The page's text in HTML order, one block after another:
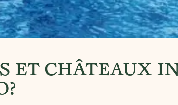
ET CHÂTEAUX IN